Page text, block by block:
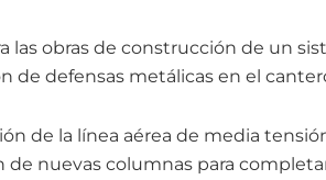
las obras de construcción de un
de defensas metálicas en el
de la línea aérea de media
de nuevas columnas para